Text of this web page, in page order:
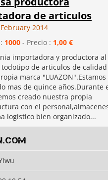
de articulos
2014
1000 - Precio : 1,00 €
importadora y productora
todotipo de articulos de
marca "LUAZON".Estamos
mas de quince años.Durante
creado nuestra propia
con el
logistico bien organizado...